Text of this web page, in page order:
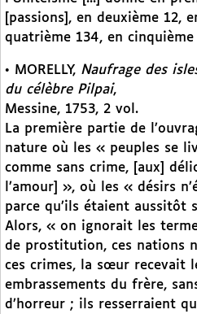
[passions], en deuxième 12,
quatrième 134, en
• MORELLY, Naufrage des
du célèbre Pilpai,
Messine, 1753, 2 vol.
La première partie de
nature où les « peuples se
comme sans crime, [aux]
l’amour] », où les « désirs
parce qu’ils étaient aussitôt
Alors, « on ignorait les
de prostitution, ces nations
ces crimes, la sœur recevait
embrassements du frère,
d’horreur ; ils resserraient